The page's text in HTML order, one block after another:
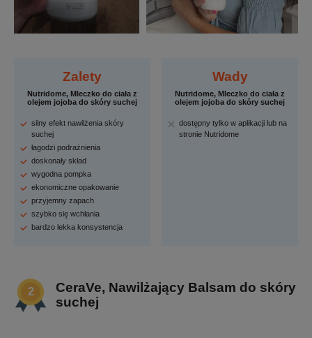
Zalety
Nutridome, Mleczko do ciała z
olejem jojoba do skóry suchej
silny efekt nawilżenia skóry
suchej
łagodzi podrażnienia
doskonały skład
wygodna pompka
ekonomiczne opakowanie
przyjemny zapach
szybko się wchłania
bardzo lekka konsystencja
Wady
Nutridome, Mleczko do ciała z
olejem jojoba do skóry suchej
dostępny tylko w aplikacji lub na
stronie Nutridome
CeraVe, Nawilżający Balsam do skóry
suchej